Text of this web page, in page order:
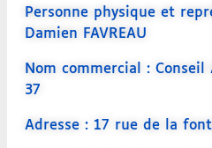
Personne physique et
Damien FAVREAU
Nom commercial :
37
Adresse : 17 rue de la